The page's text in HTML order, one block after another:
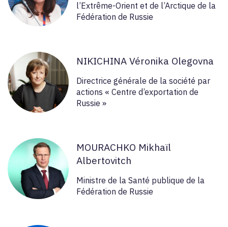
l’Extrême-Orient et de l’Arctique de la
Fédération de Russie
NIKICHINA Véronika Olegovna
Directrice générale de la société par
actions « Centre d’exportation de
Russie »
MOURACHKO Mikhaïl
Albertovitch
Ministre de la Santé publique de la
Fédération de Russie